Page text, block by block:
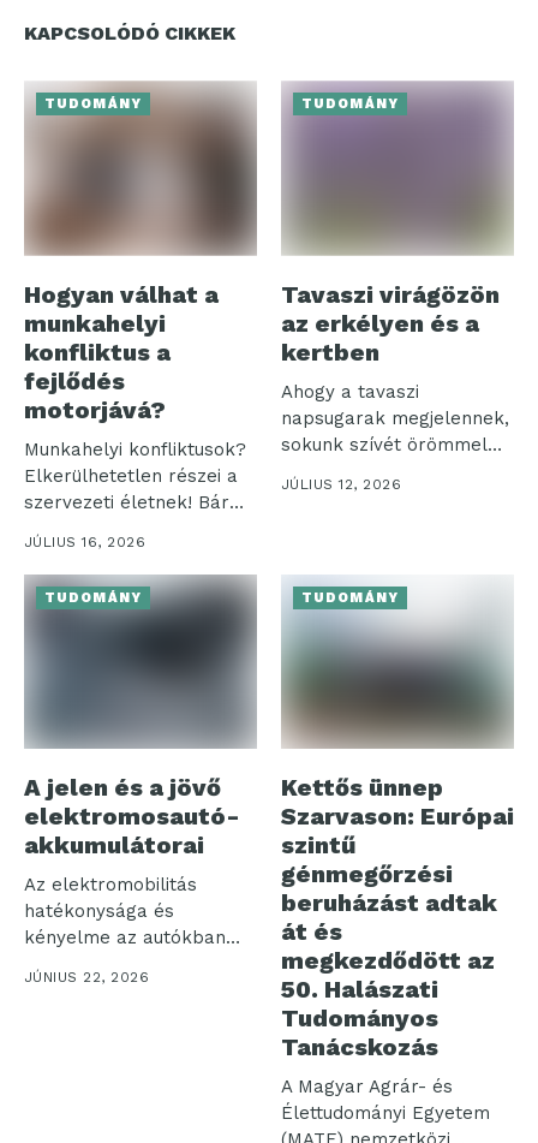
KAPCSOLÓDÓ CIKKEK
TUDOMÁNY
Hogyan válhat a
munkahelyi
konfliktus a
fejlődés
motorjává?
Munkahelyi konfliktusok?
Elkerülhetetlen részei a
szervezeti életnek! Bár
sokan negatív
jelenségként tekintenek...
JÚLIUS 16, 2026
TUDOMÁNY
Tavaszi virágözön
az erkélyen és a
kertben
Ahogy a tavaszi
napsugarak megjelennek,
sokunk szívét örömmel
tölti el a színes...
JÚLIUS 12, 2026
TUDOMÁNY
A jelen és a jövő
elektromosautó-
akkumulátorai
Az elektromobilitás
hatékonysága és
kényelme az autókban
használt
akkumulátorcsomagokon
JÚNIUS 22, 2026
TUDOMÁNY
Kettős ünnep
Szarvason: Európai
szintű
génmegőrzési
beruházást adtak
át és
megkezdődött az
50. Halászati
Tudományos
Tanácskozás
A Magyar Agrár- és
Élettudományi Egyetem